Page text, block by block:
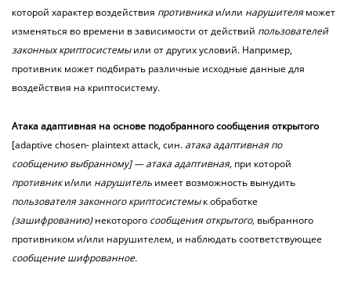
которой характер воздействия противника и/или нарушителя может
изменяться во времени в зависимости от действий пользователей
законных криптосистемыили от других условий. Например,
противник может подбирать различные исходные данные для
воздействия на криптосистему.
Атакаадаптивная на основе подобранного сообщения открытого
[adaptive chosen- plaintext attack, син. атака адаптивная по
сообщению выбранному] — атака адаптивная, при которой
противники/или нарушитель имеет возможность вынудить
пользователя законного криптосистемык обработке
(зашифрованию)некоторого сообщения открытого, выбранного
противником и/или нарушителем, и наблюдать соответствующее
сообщение шифрованное.